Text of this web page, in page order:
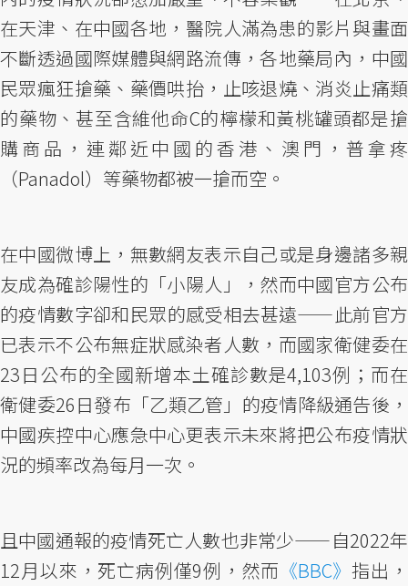
在天津、在中國各地，醫院人滿為患的影片與畫面
不斷透過國際媒體與網路流傳，各地藥局內，中國
民眾瘋狂搶藥、藥價哄抬，止咳退燒、消炎止痛類
的藥物、甚至含維他命C的檸檬和黃桃罐頭都是搶
購商品，連鄰近中國的香港、澳門，普拿疼
（Panadol）等藥物都被一搶而空。
在中國微博上，無數網友表示自己或是身邊諸多親
友成為確診陽性的「小陽人」，然而中國官方公布
的疫情數字卻和民眾的感受相去甚遠——此前官方
已表示不公布無症狀感染者人數，而國家衛健委在
23日公布的全國新增本土確診數是4,103例；而在
衛健委26日發布「乙類乙管」的疫情降級通告後，
中國疾控中心應急中心更表示未來將把公布疫情狀
況的頻率改為每月一次。
且中國通報的疫情死亡人數也非常少——自2022年
12月以來，死亡病例僅9例，然而 《BBC》 指出，